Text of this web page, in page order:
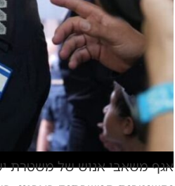
אגף משאבי אנוש של משטרת